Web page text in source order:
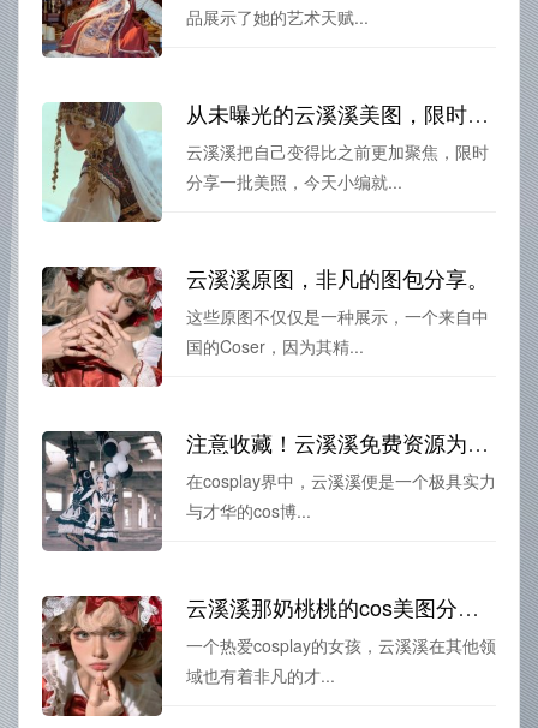
品展示了她的艺术天赋...
从未曝光的云溪溪美图，限时分享
云溪溪把自己变得比之前更加聚焦，限时
分享一批美照，今天小编就...
云溪溪原图，非凡的图包分享。
这些原图不仅仅是一种展示，一个来自中
国的Coser，因为其精...
注意收藏！云溪溪免费资源为你推荐TOP cos作品合集
在cosplay界中，云溪溪便是一个极具实力
与才华的cos博...
云溪溪那奶桃桃的cos美图分享，汇聚华丽和飞扬
一个热爱cosplay的女孩，云溪溪在其他领
域也有着非凡的才...